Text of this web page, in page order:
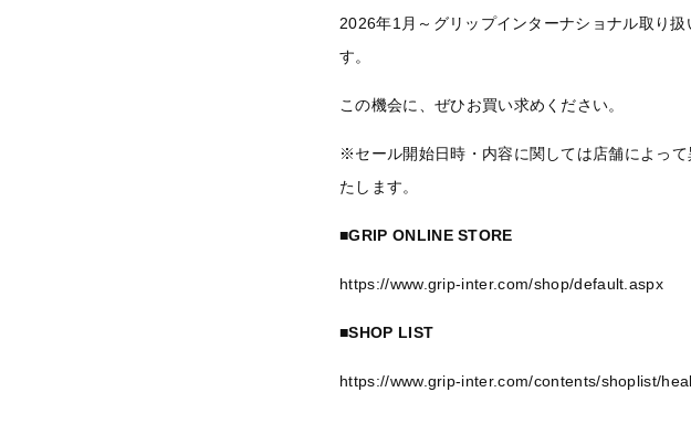
2026年1月～グリップインターナショナル取り
す。
この機会に、ぜひお買い求めください。
※セール開始日時・内容に関しては店舗によっ
たします。
■GRIP ONLINE STORE
https://www.grip-inter.com/shop/default.aspx
■SHOP LIST
https://www.grip-inter.com/contents/shoplist/